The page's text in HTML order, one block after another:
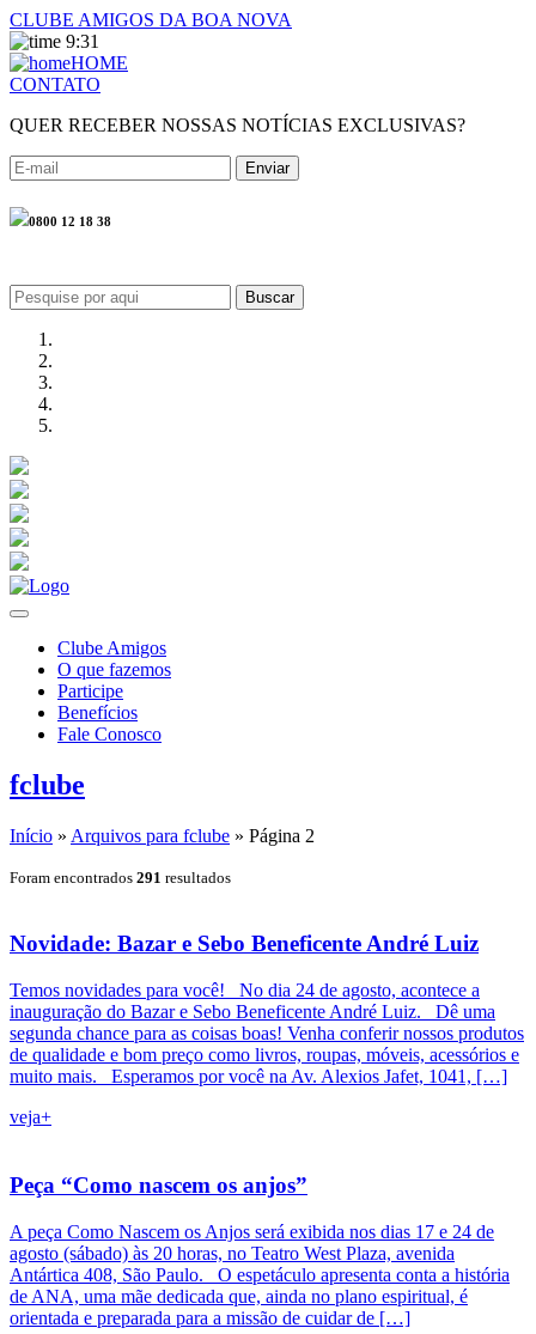
CLUBE AMIGOS DA BOA NOVA
9:31
HOME
CONTATO
QUER RECEBER NOSSAS NOTÍCIAS EXCLUSIVAS?
0800 12 18 38
Buscar
Clube Amigos
O que fazemos
Participe
Benefícios
Fale Conosco
fclube
Início » Arquivos para fclube » Página 2
Foram encontrados 291 resultados
Novidade: Bazar e Sebo Beneficente André Luiz
Temos novidades para você! No dia 24 de agosto, acontece a
inauguração do Bazar e Sebo Beneficente André Luiz. Dê uma
segunda chance para as coisas boas! Venha conferir nossos produtos
de qualidade e bom preço como livros, roupas, móveis, acessórios e
muito mais. Esperamos por você na Av. Alexios Jafet, 1041, […]
veja+
Peça “Como nascem os anjos”
A peça Como Nascem os Anjos será exibida nos dias 17 e 24 de
agosto (sábado) às 20 horas, no Teatro West Plaza, avenida
Antártica 408, São Paulo. O espetáculo apresenta conta a história
de ANA, uma mãe dedicada que, ainda no plano espiritual, é
orientada e preparada para a missão de cuidar de […]